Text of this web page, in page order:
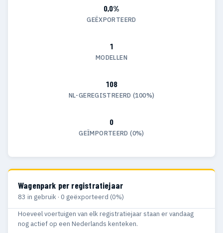
0,0%
GEËXPORTEERD
1
MODELLEN
108
NL-GEREGISTREERD (100%)
0
GEÏMPORTEERD (0%)
Wagenpark per registratiejaar
83 in gebruik · 0 geëxporteerd (0%)
Hoeveel voertuigen van elk registratiejaar staan er vandaag
nog actief op een Nederlands kenteken.